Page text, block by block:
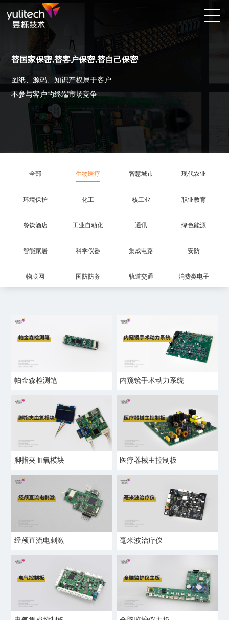
替国家保密,替客户保密,替自己保密
图纸、源码、知识产权属于客户
不参与客户的终端市场竞争
全部 生物医疗 智慧城市 现代农业
环境保护 化工 核工业 职业教育
餐饮酒店 工业自动化 通讯 绿色能源
智能家居 科学仪器 集成电路 安防
物联网 国防防务 轨道交通 消费类电子
帕金森检测笔 内窥镜手术动力系统
脚指夹血氧模块 医疗器械主控制板
经颅直流电刺激 毫米波治疗仪